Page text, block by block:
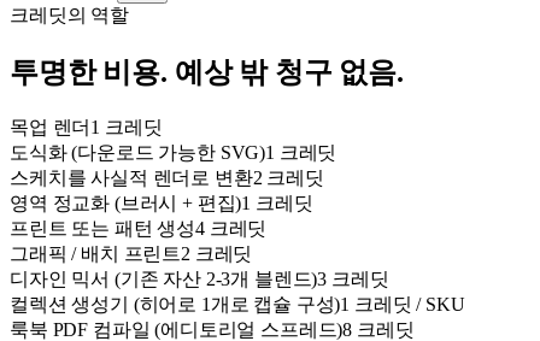
크레딧의 역할
투명한 비용. 예상 밖 청구 없음.
목업 렌더 1 크레딧
도식화 (다운로드 가능한 SVG)1 크레딧
스케치를 사실적 렌더로 변환2 크레딧
영역 정교화 (브러시 + 편집)1 크레딧
프린트 또는 패턴 생성4 크레딧
그래픽 / 배치 프린트2 크레딧
디자인 믹서 (기존 자산 2-3개 블렌드)3 크레딧
컬렉션 생성기 (히어로 1개로 캡슐 구성)1 크레딧 / SKU
룩북 PDF 컴파일 (에디토리얼 스프레드)8 크레딧